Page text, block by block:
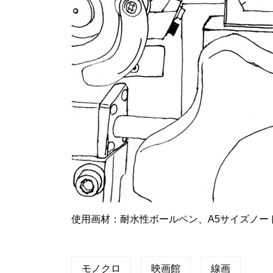
使用画材：耐水性ボールペン、A5サイズノー
モノクロ 映画館 線画